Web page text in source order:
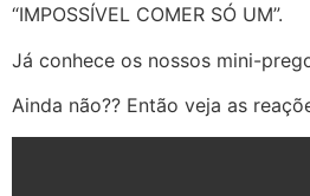
“IMPOSSÍVEL COMER SÓ UM”.
Já conhece os nossos mini-
Ainda não?? Então veja as